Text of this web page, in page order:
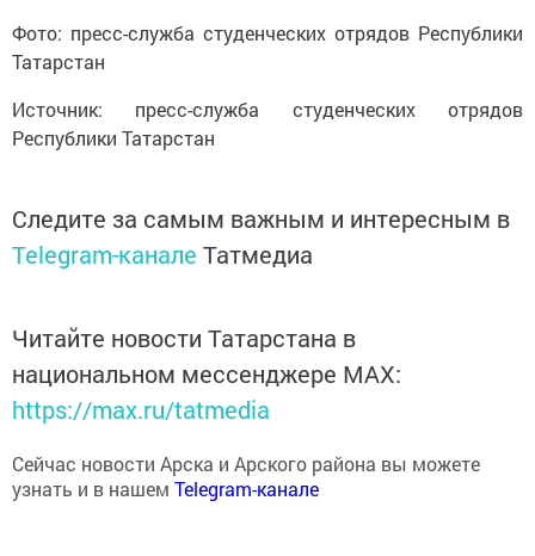
Фото: пресс-служба студенческих отрядов Республики
Татарстан
Источник: пресс-служба студенческих отрядов
Республики Татарстан
Следите за самым важным и интересным в
Telegram-канале Татмедиа
Читайте новости Татарстана в
национальном мессенджере MАХ:
https://max.ru/tatmedia
Сейчас новости Арска и Арского района вы можете
узнать и в нашем Telegram-канале